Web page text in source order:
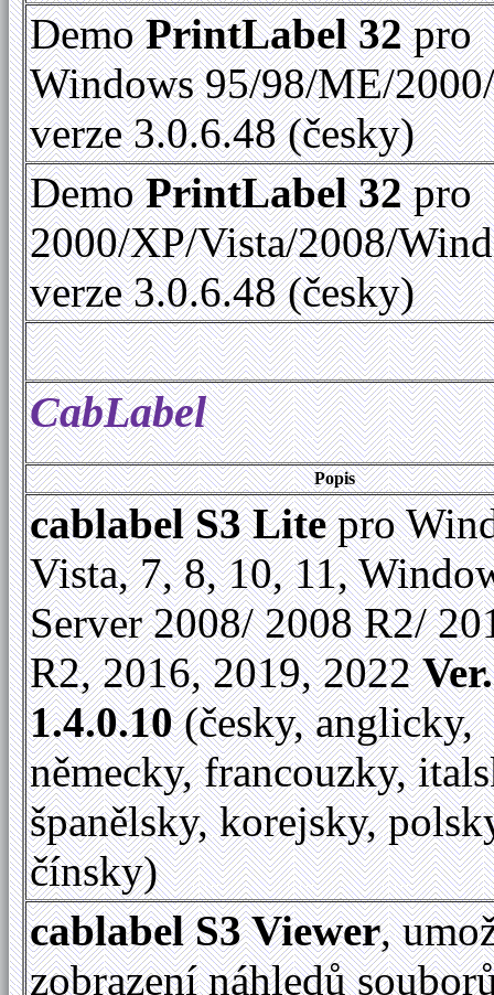
DemoPrintLabel 32pro
Windows 95/98/ME/
verze 3.0.6.48 (česky)
DemoPrintLabel 32pro
2000/XP/Vista/2008/
verze 3.0.6.48 (česky)
CabLabel
Popis
cablabel S3 Litepro
Vista, 7, 8, 10, 11,
Server 2008/ 2008 R2/
R2, 2016, 2019, 2022Ver.
1.4.0.10(česky, anglicky,
německy, francouzky,
španělsky, korejsky,
čínsky)
cablabel S3 Viewer,
zobrazení náhledů